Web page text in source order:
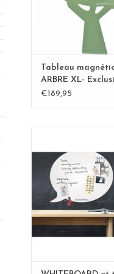
Tableau
ARBRE XL-
Kamakura vert
€189,95
95 x80 cm
aussi disponible en
x60 cm
large 67 x 80 cm et
mesure dans un
vous desirez.
mail